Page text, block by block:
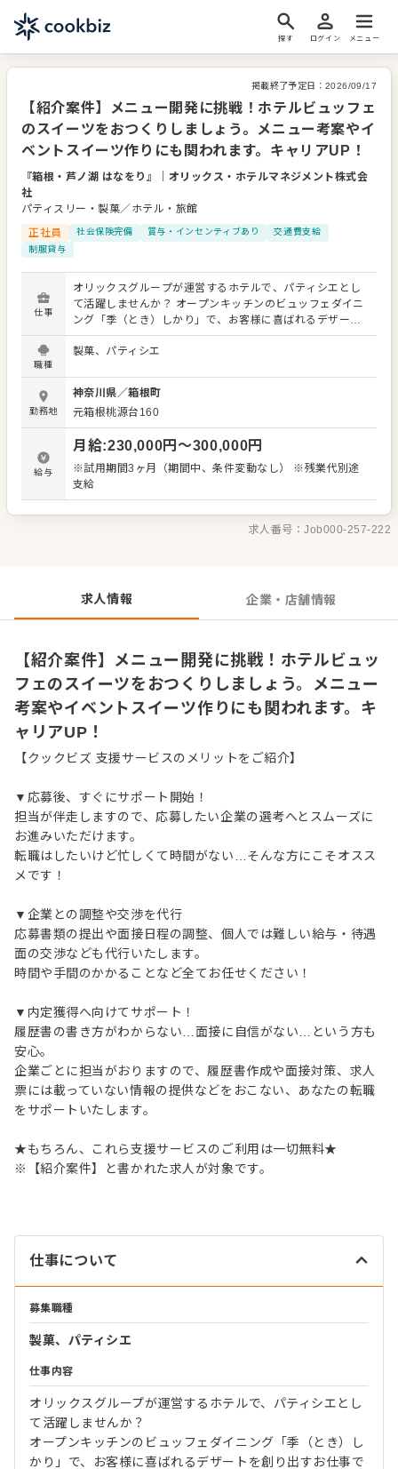
探す ログイン メニュー
掲載終了予定日： 2026/09/17
【紹介案件】メニュー開発に挑戦！ホテルビュッフェ
のスイーツをおつくりしましょう。メニュー考案やイ
ベントスイーツ作りにも関われます。キャリアUP！
『箱根・芦ノ湖 はなをり』
オリックス・ホテルマネジメント株式会
社
パティスリー・製菓／ホテル・旅館
正社員
社会保険完備 賞与・インセンティブあり
交通費支給
制服貸与
仕事
オリックスグループが運営するホテルで、パティシエとし
て活躍しませんか？ オープンキッチンのビュッフェダイニ
ング「季（とき）しかり」で、お客様に喜ばれるデザート
を創り出すお仕事です。 あなたには、朝食・夕食時に提供
するデザートや、カフェラウンジの菓子の製作をお任せし
いただきます。メニュー開発は年4回実施。 あなたのアイ
デアを活かしたオリジナルメニューを提案することも可能
です。 経験が浅い方でも、様々な洋菓子・和菓子、シーズ
ンごとのイベントスイーツ作りに携わりながら、キャリア
アップを目指せます。 オリックスグループの安定した基盤
のもと、パティシエとして大きく成長しませんか？ ＜おす
すめポイント＞ オリックスグループの安定した経営基盤で
環境です。
職種
製菓、パティシエ
勤務地
神奈川県／箱根町
元箱根桃源台160
給与
月給:230,000円〜300,000円
※試用期間3ヶ月（期間中、条件変動なし） ※残業代別途
支給
求人番号：Job000-257-222
求人情報 企業・店舗情報
【紹介案件】メニュー開発に挑戦！ホテルビュッ
フェのスイーツをおつくりしましょう。メニュー
考案やイベントスイーツ作りにも関われます。キ
ャリアUP！
【クックビズ 支援サービスのメリットをご紹介】
▼応募後、すぐにサポート開始！
担当が伴走しますので、応募したい企業の選考へとスムーズに
お進みいただけます。
転職はしたいけど忙しくて時間がない…そんな方にこそオスス
メです！
▼企業との調整や交渉を代行
応募書類の提出や面接日程の調整、個人では難しい給与・待遇
面の交渉なども代行いたします。
時間や手間のかかることなど全てお任せください！
▼内定獲得へ向けてサポート！
履歴書の書き方がわからない…面接に自信がない…という方も
安心。
企業ごとに担当がおりますので、履歴書作成や面接対策、求人
票には載っていない情報の提供などをおこない、あなたの転職
をサポートいたします。
★もちろん、これら支援サービスのご利用は一切無料★
※【紹介案件】と書かれた求人が対象です。
仕事について
募集職種
製菓、パティシエ
仕事内容
オリックスグループが運営するホテルで、パティシエとし
て活躍しませんか？
オープンキッチンのビュッフェダイニング「季（とき）し
かり」で、お客様に喜ばれるデザートを創り出すお仕事で